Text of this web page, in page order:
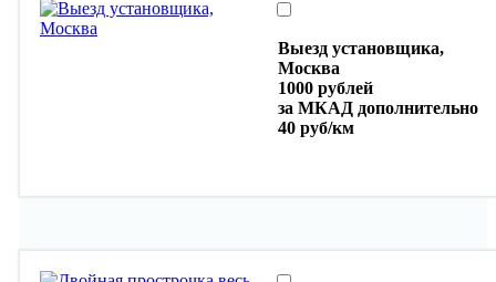
Выезд установщика,
Москва
1000 рублей
за МКАД дополнительно
40 руб/км